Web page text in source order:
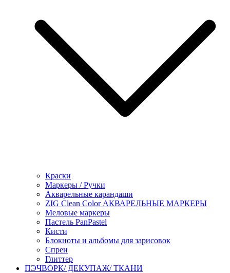
Краски
Маркеры / Ручки
Акварельные карандаши
ZIG Clean Color АКВАРЕЛЬНЫЕ МАРКЕРЫ
Меловые маркеры
Пастель PanPastel
Кисти
Блокноты и альбомы для зарисовок
Спреи
Глиттер
ПЭЧВОРК/ ДЕКУПАЖ/ ТКАНИ